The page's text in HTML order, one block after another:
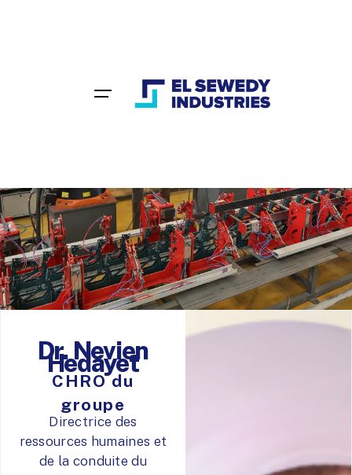
Dr. Nevien
Hedayet
CHRO du
groupe
Directrice des
ressources humaines et
de la conduite du